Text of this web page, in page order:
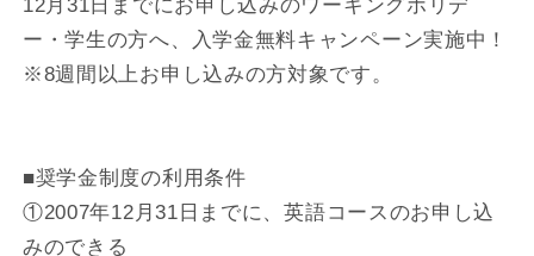
12月31日までにお申し込みのワーキングホリデ
ー・学生の方へ、入学金無料キャンペーン実施中！
※8週間以上お申し込みの方対象です。
■奨学金制度の利用条件
①2007年12月31日までに、英語コースのお申し込
みのできる